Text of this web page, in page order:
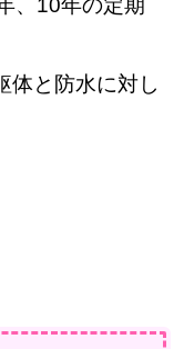
体と防水に対し